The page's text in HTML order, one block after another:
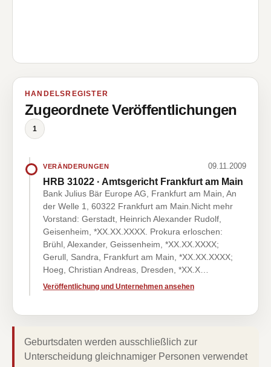
HANDELSREGISTER
Zugeordnete Veröffentlichungen
1
VERÄNDERUNGEN 09.11.2009
HRB 31022 · Amtsgericht Frankfurt am Main
Bank Julius Bär Europe AG, Frankfurt am Main, An
der Welle 1, 60322 Frankfurt am Main.Nicht mehr
Vorstand: Gerstadt, Heinrich Alexander Rudolf,
Geisenheim, *XX.XX.XXXX. Prokura erloschen:
Brühl, Alexander, Geissenheim, *XX.XX.XXXX;
Gerull, Sandra, Frankfurt am Main, *XX.XX.XXXX;
Hoeg, Christian Andreas, Dresden, *XX.X…
Veröffentlichung und Unternehmen ansehen
Geburtsdaten werden ausschließlich zur
Unterscheidung gleichnamiger Personen verwendet